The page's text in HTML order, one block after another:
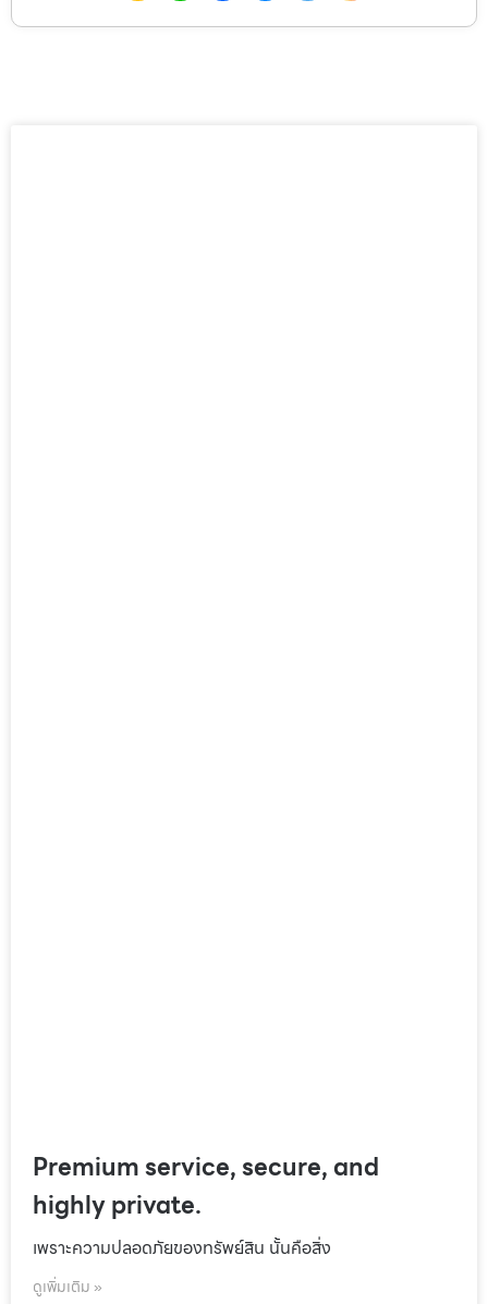
Premium service, secure, and
highly private.
เพราะความปลอดภัยของทรัพย์สิน นั้นคือสิ่ง
ดูเพิ่มเติม »